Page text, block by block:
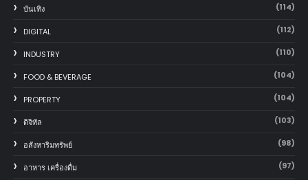
บันเทิง (114)
DIGITAL (112)
INDUSTRY (110)
FOOD & BEVERAGE (104)
PROPERTY (104)
ดิจิทัล (103)
อสังหาริมทรัพย์ (98)
อาหาร เครื่องดื่ม (97)